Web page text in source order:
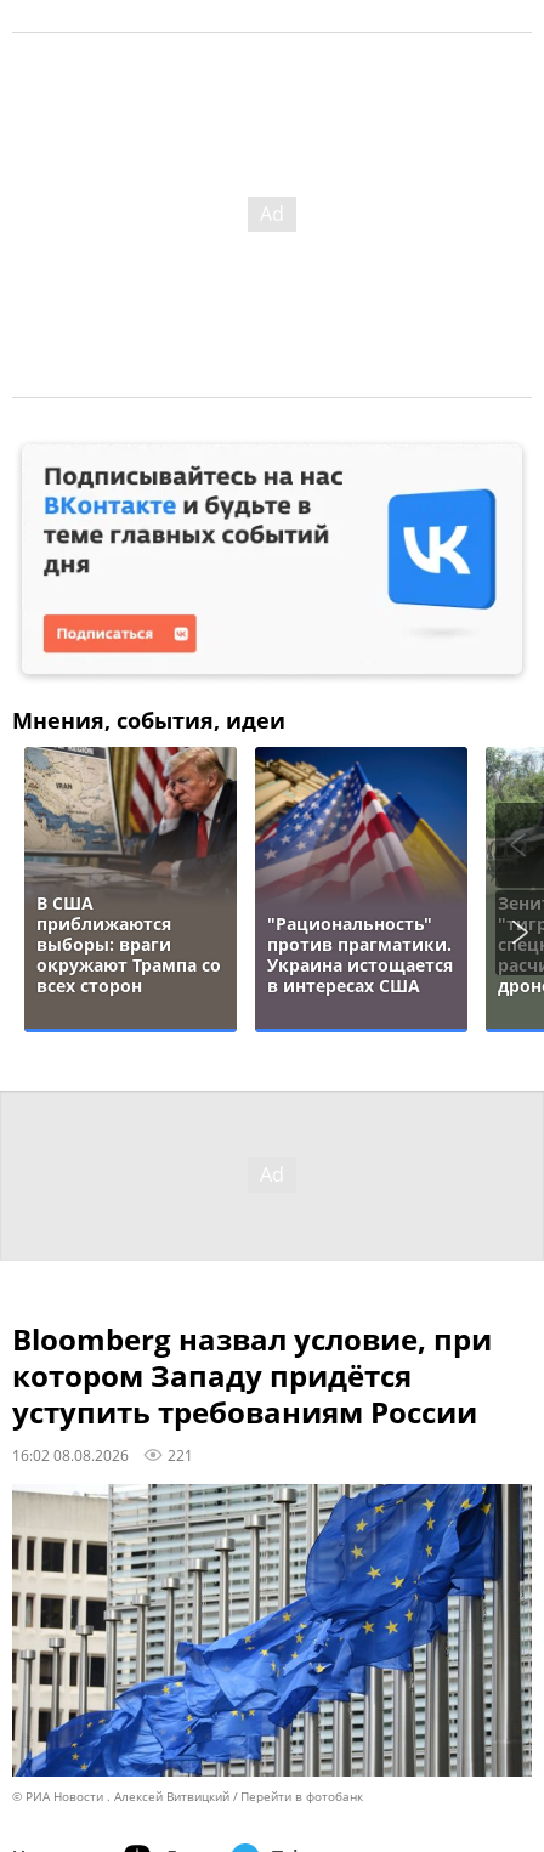
Мнения, события, идеи
В США
приближаются
выборы: враги
окружают Трампа со
всех сторон
"Рациональность"
против прагматики.
Украина истощается
в интересах США
Bloomberg назвал условие, при
котором Западу придётся
уступить требованиям России
16:02 08.08.2026 221
© РИА Новости . Алексей Витвицкий Перейти в фотобанк